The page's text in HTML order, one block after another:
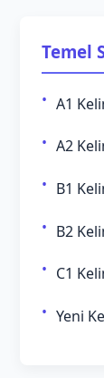
Temel
A1
A2
B1
B2
C1
Yeni